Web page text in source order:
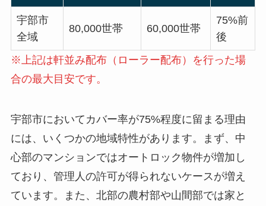
宇部市
全域
80,000世帯 60,000世帯
75%前
後
※上記は軒並み配布（ローラー配布）を行った場
合の最大目安です。
宇部市においてカバー率が75%程度に留まる理由
には、いくつかの地域特性があります。まず、中
心部のマンションではオートロック物件が増加し
ており、管理人の許可が得られないケースが増え
ています。また、北部の農村部や山間部では家と